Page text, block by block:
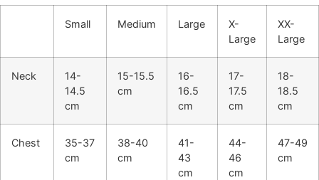
Small Medium Large
X-
Large
XX-
Large
Neck
14-
14.5
cm
15-15.5
cm
16-
16.5
cm
17-
17.5
cm
18-
18.5
cm
Chest
35-37
cm
38-40
cm
41-
43
cm
44-
46
cm
47-49
cm